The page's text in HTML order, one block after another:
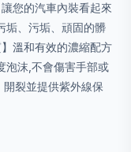
您的汽車內裝看起來
垢、污垢、頑固的髒
溫和有效的濃縮配方
泡沫,不會傷害手部或
裂並提供紫外線保